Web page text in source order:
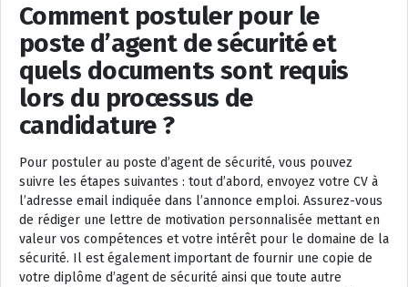
Comment postuler pour le
poste d’agent de sécurité et
quels documents sont requis
lors du processus de
candidature ?
Pour postuler au poste d’agent de sécurité, vous pouvez
suivre les étapes suivantes : tout d’abord, envoyez votre CV à
l’adresse email indiquée dans l’annonce emploi. Assurez-vous
de rédiger une lettre de motivation personnalisée mettant en
valeur vos compétences et votre intérêt pour le domaine de la
sécurité. Il est également important de fournir une copie de
votre diplôme d’agent de sécurité ainsi que toute autre